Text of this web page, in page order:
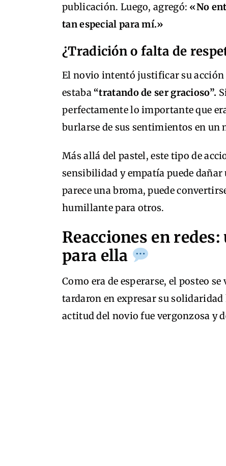
publicación. Luego, agregó: «No
tan especial para mí.»
¿Tradición o falta de
El novio intentó justificar su acción
estaba “tratando de ser gracioso”.
perfectamente lo importante que
burlarse de sus sentimientos en un
Más allá del pastel, este tipo de
sensibilidad y empatía puede
parece una broma, puede
humillante para otros.
Reacciones en
para ella
Como era de esperarse, el posteo
tardaron en expresar su
actitud del novio fue vergonzosa y